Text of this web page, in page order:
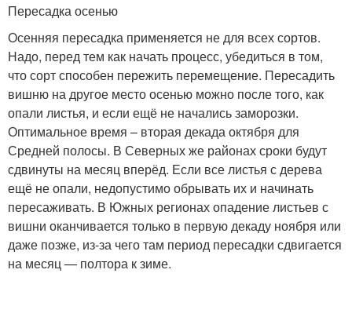
Пересадка осенью
Осенняя пересадка применяется не для всех сортов.
Надо, перед тем как начать процесс, убедиться в том,
что сорт способен пережить перемещение. Пересадить
вишню на другое место осенью можно после того, как
опали листья, и если ещё не начались заморозки.
Оптимальное время – вторая декада октября для
Средней полосы. В Северных же районах сроки будут
сдвинуты на месяц вперёд. Если все листья с дерева
ещё не опали, недопустимо обрывать их и начинать
пересаживать. В Южных регионах опадение листьев с
вишни оканчивается только в первую декаду ноября или
даже позже, из-за чего там период пересадки сдвигается
на месяц — полтора к зиме.